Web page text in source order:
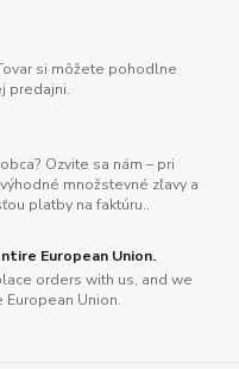
si môžete pohodlne
predajni.
Ozvite sa nám – pri
množstevné zľavy a
platby na faktúru..
European Union.
orders with us, and we
Union.